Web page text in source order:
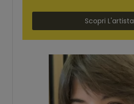
Scopri L'artista